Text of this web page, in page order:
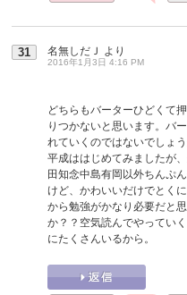
31 名無しだＪ より
2016年1月3日 4:16 PM
どちらもバーターひどくて
りつかないと思います。バ
れていくのではないでしょ
平成ははじめてみましたが
田知念中島有岡以外ちんぷ
けど、かわいいだけでとく
から勉強がかなり必要だと
か？？空気読んでやってい
にたくさんいるから。